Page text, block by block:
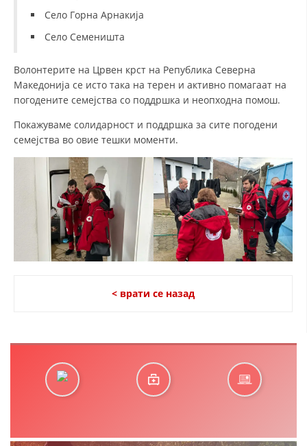
БРОШУРИ
ПОСТЕРИ
ПРЕЗЕНТАЦИИ
Село Горна Арнакија
Село Семеништа
Волонтерите на Црвен крст на Република Северна
Македонија се исто така на терен и активно помагаат на
погодените семејства со поддршка и неопходна помош.
Покажуваме солидарност и поддршка за сите погодени
семејства во овие тешки моменти.
< врати се назад